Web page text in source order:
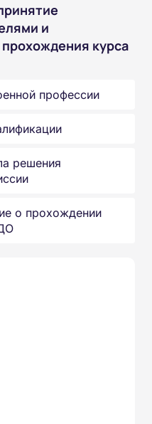
и
курса
профессии
решения
о прохождении